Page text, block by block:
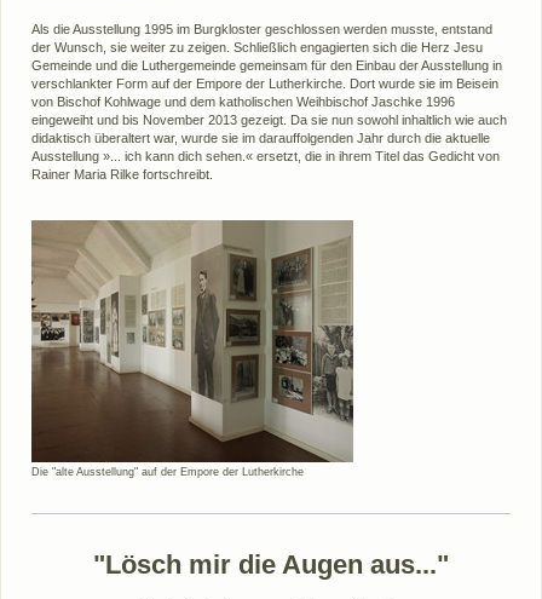
Als die Ausstellung 1995 im Burgkloster geschlossen werden musste, entstand
der Wunsch, sie weiter zu zeigen. Schließlich engagierten sich die Herz Jesu
Gemeinde und die Luthergemeinde gemeinsam für den Einbau der Ausstellung in
verschlankter Form auf der Empore der Lutherkirche. Dort wurde sie im Beisein
von Bischof Kohlwage und dem katholischen Weihbischof Jaschke 1996
eingeweiht und bis November 2013 gezeigt. Da sie nun sowohl inhaltlich wie auch
didaktisch überaltert war, wurde sie im darauffolgenden Jahr durch die aktuelle
Ausstellung »... ich kann dich sehen.« ersetzt, die in ihrem Titel das Gedicht von
Rainer Maria Rilke fortschreibt.
Die "alte Ausstellung" auf der Empore der Lutherkirche
"Lösch mir die Augen aus..."